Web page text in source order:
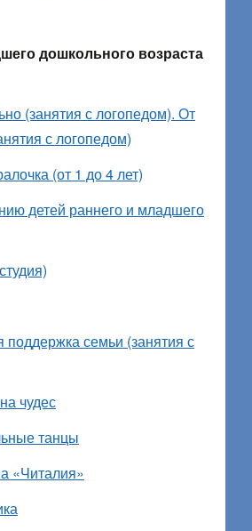
дошкольного возраста
(занятия с логопедом). От
с логопедом)
(от 1 до 4 лет)
детей раннего и младшего
поддержка семьи (занятия с
чудес
танцы
«Читалия»